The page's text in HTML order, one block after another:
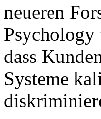
neueren
dass
Systeme